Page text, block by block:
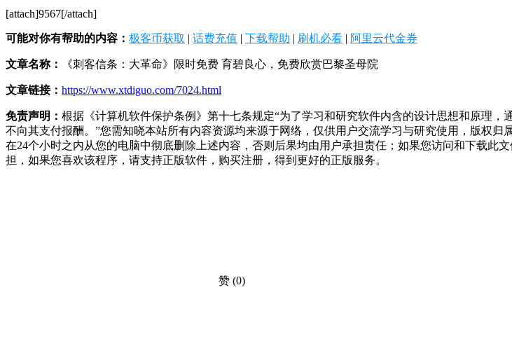
[attach]9567[/attach]
可能对你有帮助的内容： 极客币获取 | 话费充值 | 下载帮助 | 刷机必看 | 阿里云代金券
文章名称： 《刺客信条：大革命》限时免费 育碧良心，免费欣赏巴黎圣母院
文章链接： https://www.xtdiguo.com/7024.html
免责声明： 根据《计算机软件保护条例》第十七条规定“为了学习和研究软件内含的设计思想和原理
不向其支付报酬。”您需知晓本站所有内容资源均来源于网络，仅供用户交流学习与研究使用，版权
在24个小时之内从您的电脑中彻底删除上述内容，否则后果均由用户承担责任；如果您访问和下载此
担，如果您喜欢该程序，请支持正版软件，购买注册，得到更好的正版服务。
赞 (0)